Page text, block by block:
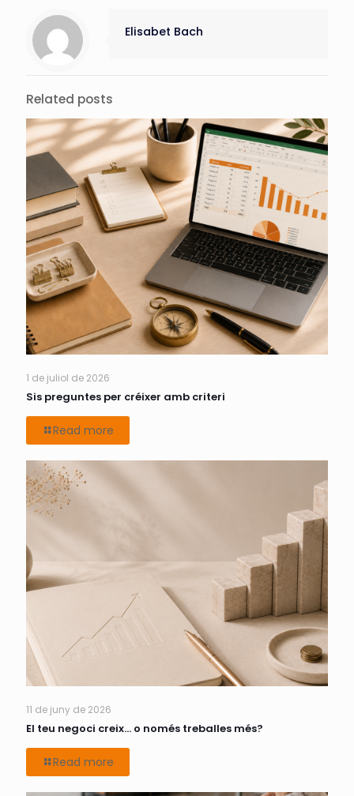
Elisabet Bach
Related posts
1 de juliol de 2026
Sis preguntes per créixer amb criteri
Read more
11 de juny de 2026
El teu negoci creix… o només treballes més?
Read more